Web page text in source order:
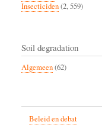
Insecticiden(2, 559)
Soil degradation
Algemeen(62)
Beleid en debat